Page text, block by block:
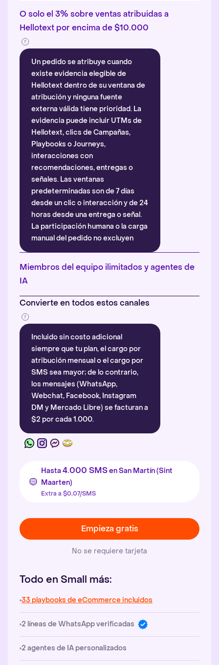
O solo el 3% sobre ventas atribuidas a
Hellotext por encima de $10.000
Un pedido se atribuye cuando
existe evidencia elegible de
Hellotext dentro de su ventana de
atribución y ninguna fuente
externa válida tiene prioridad. La
evidencia puede incluir UTMs de
Hellotext, clics de Campañas,
Playbooks o Journeys,
interacciones con
recomendaciones, entregas o
señales. Las ventanas
predeterminadas son de 7 días
desde un clic o interacción y de 24
horas desde una entrega o señal.
La participación humana o la carga
manual del pedido no excluyen
automáticamente la atribución.
Más información
Miembros del equipo ilimitados y agentes de
IA
Convierte en todos estos canales
Incluido sin costo adicional
siempre que tu plan, el cargo por
atribución mensual o el cargo por
SMS sea mayor; de lo contrario,
los mensajes (WhatsApp,
Webchat, Facebook, Instagram
DM y Mercado Libre) se facturan a
$2 por cada 1.000.
Hasta 4.000 SMSen San Martín (Sint
Maarten)
Extra a $0,07/SMS
Empieza gratis
No se requiere tarjeta
Todo en Small más:
33 playbooks de eCommerce incluidos
2 líneas de WhatsApp verificadas
2 agentes de IA personalizados